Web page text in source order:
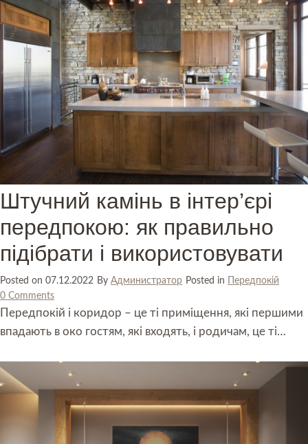
Штучний камінь в інтер’єрі
передпокою: як правильно
підібрати і використовувати
Posted on 07.12.2022 By Администратор Posted in
Передпокій
0 Comments
Передпокій і коридор – це ті приміщення, які першими
впадають в око гостям, які входять, і родичам, це ті…